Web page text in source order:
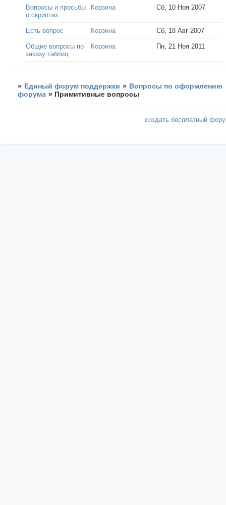
Вопросы и просьбы
о скриптах
Корзина Сб, 10 Ноя 2007
Есть вопрос Корзина Сб, 18 Авг 2007
Общие вопросы по
заказу таблиц
Корзина Пн, 21 Ноя 2011
» Единый форум поддержки » Вопросы по оформлению
форума » Примитивные вопросы
создать бесплатный